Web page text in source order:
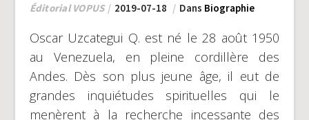
Éditorial VOPUS 2019-07-18 Dans Biographie
Oscar Uzcategui Q. est né le 28 août 1950
au Venezuela, en pleine cordillère des
Andes. Dès son plus jeune âge, il eut de
grandes inquiétudes spirituelles qui le
menèrent à la recherche incessante des